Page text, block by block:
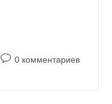
Комментарии
0 комментариев